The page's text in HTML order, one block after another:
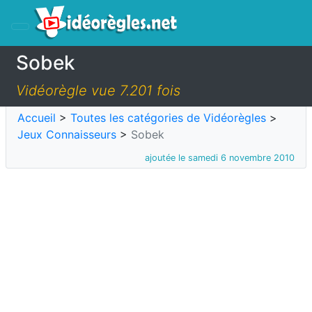
Sobek
Vidéorègle vue 7.201 fois
Accueil > Toutes les catégories de Vidéorègles >
Jeux Connaisseurs > Sobek
ajoutée le samedi 6 novembre 2010